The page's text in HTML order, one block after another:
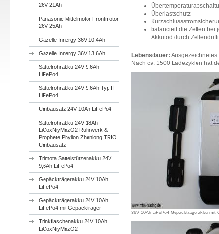
26V 21Ah
Panasonic Mittelmotor Frontmotor
26V 25Ah
Gazelle Innergy 36V 10,4Ah
Gazelle Innergy 36V 13,6Ah
Sattelrohrakku 24V 9,6Ah
LiFePo4
Sattelrohrakku 24V 9,6Ah Typ II
LiFePo4
Umbausatz 24V 10Ah LiFePo4
Sattelrohrakku 24V 18Ah
LiCoxNiyMnzO2 Ruhrwerk &
Prophete Phylion Zhenlong TRIO
Umbausatz
Trimota Sattelstützenakku 24V
9,6Ah LiFePo4
Gepäckträgerakku 24V 10Ah
LiFePo4
Gepäckträgerakku 24V 10Ah
LiFePo4 mit Gepäckträger
Trinkflaschenakku 24V 10Ah
LiCoxNiyMnzO2
Überlastschutz
balanciert die Zellen bei
Akkutod durch
Lebensdauer: Ausgezeichnetes
Nach ca. 1500 Ladezyklen hat
36V 10Ah LiFePo4 Gepäckträgerakku mit